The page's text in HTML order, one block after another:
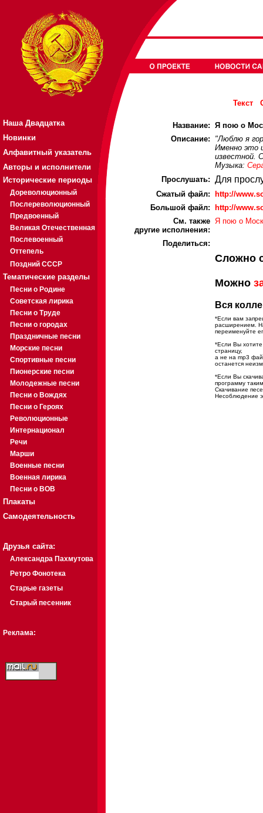
Наша Двадцатка
Новинки
Алфавитный указатель
Авторы и исполнители
Исторические периоды
Дореволюционный
Послереволюционный
Предвоенный
Великая Отечественная
Послевоенный
Оттепель
Поздний СССР
Тематические разделы
Песни о Родине
Советская лирика
Песни о Труде
Песни о городах
Праздничные песни
Морские песни
Спортивные песни
Пионерские песни
Молодежные песни
Песни о Вождях
Песни о Героях
Революционные
Интернационал
Речи
Марши
Военные песни
Военная лирика
Песни о ВОВ
Плакаты
Самодеятельность
Друзья сайта:
Александра Пахмутова
Ретро Фонотека
Старые газеты
Старый песенник
Реклама:
Текст
Название: Я пою о
Описание:
"Люблю я
Именно это
известной.
Музыка:
Прослушать: Для
Cжатый файл:
http://
Большой файл:
http://
См. также
другие исполнения:
Я пою о
Поделиться:
Сложно
Можно
Вся
*Если вам
расширением.
переименуйте
*Если Вы
страницу,
а не на mp3
останется
*Если Вы
программу
Скачивание
Несоблюдение